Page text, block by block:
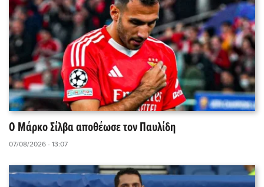
Ο Μάρκο Σίλβα αποθέωσε τον Παυλίδη
07/08/2026 - 13:07